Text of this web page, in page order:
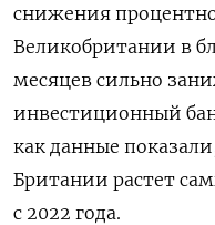
снижения
Великобритании в
месяцев сильно
инвестиционный
как данные
Британии растет
с 2022 года.